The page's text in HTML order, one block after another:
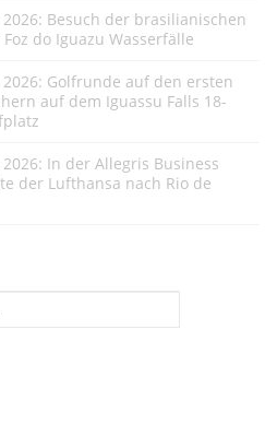
Besuch der brasilianischen
do Iguazu Wasserfälle
Golfrunde auf den ersten
auf dem Iguassu Falls 18-
In der Allegris Business
der Lufthansa nach Rio de